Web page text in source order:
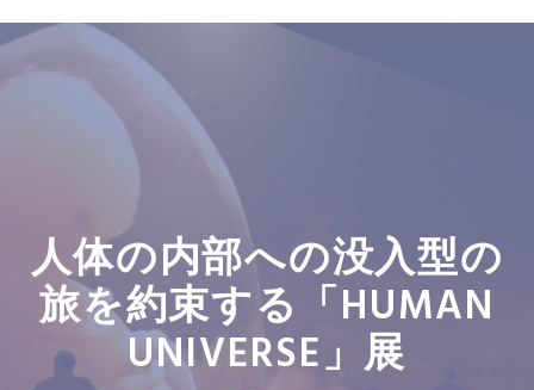
ス
人体の内部への没入型の
旅を約束する「HUMAN
UNIVERSE」展